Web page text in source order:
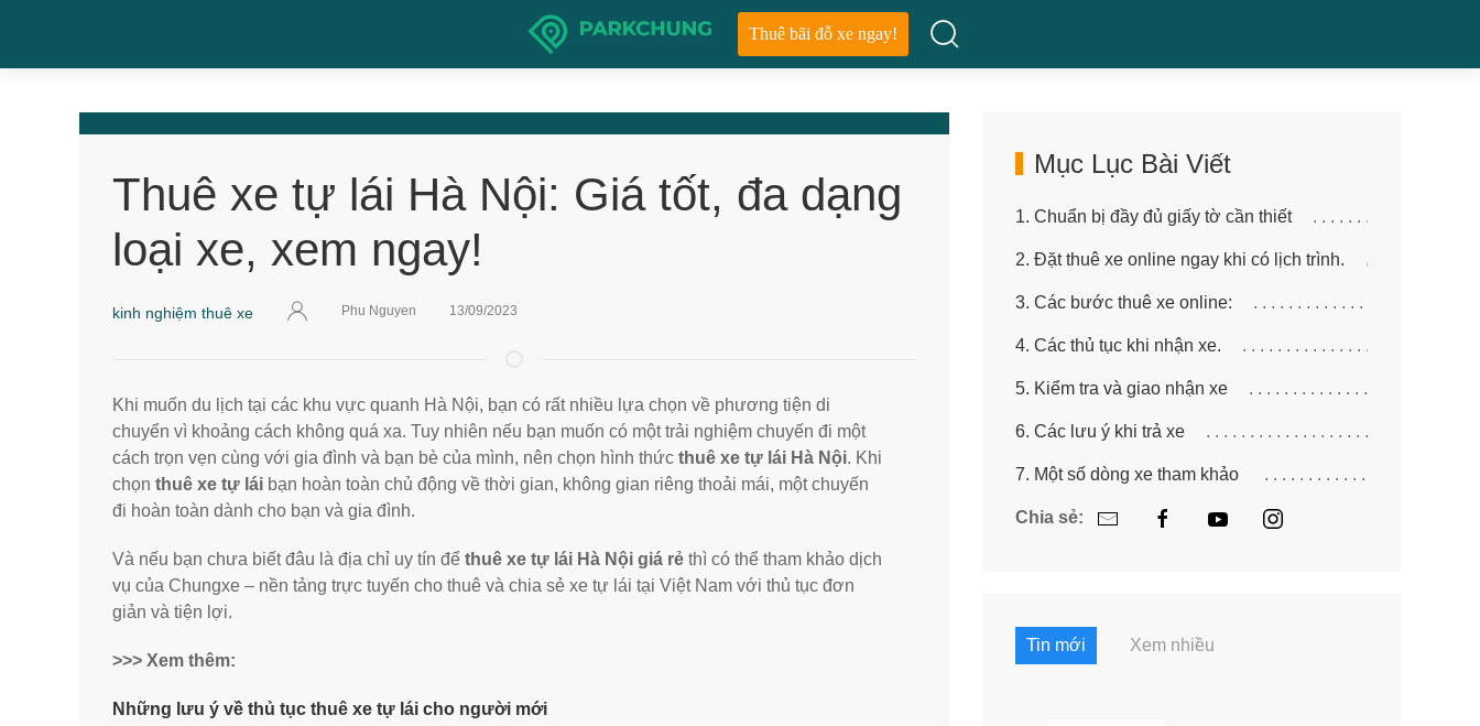
Thuê bãi đỗ xe ngay!
Thuê xe tự lái Hà Nội: Giá tốt, đa dạng
loại xe, xem ngay!
kinh nghiệm thuê xe Phu Nguyen 13/09/2023
Khi muốn du lịch tại các khu vực quanh Hà Nội, bạn có rất nhiều lựa chọn về phương tiện di
chuyển vì khoảng cách không quá xa. Tuy nhiên nếu bạn muốn có một trải nghiệm chuyến đi một
cách trọn vẹn cùng với gia đình và bạn bè của mình, nên chọn hình thức thuê xe tự lái Hà Nội. Khi
chọn thuê xe tự lái bạn hoàn toàn chủ động về thời gian, không gian riêng thoải mái, một chuyến
đi hoàn toàn dành cho bạn và gia đình.
Và nếu bạn chưa biết đâu là địa chỉ uy tín để thuê xe tự lái Hà Nội giá rẻ thì có thể tham khảo dịch
vụ của Chungxe – nền tảng trực tuyến cho thuê và chia sẻ xe tự lái tại Việt Nam với thủ tục đơn
giản và tiện lợi.
>>> Xem thêm:
Những lưu ý về thủ tục thuê xe tự lái cho người mới
Mục Lục Bài Viết
1. Chuẩn bị đầy đủ giấy tờ cần thiết
2. Đặt thuê xe online ngay khi có lịch trình.
3. Các bước thuê xe online:
4. Các thủ tục khi nhận xe.
5. Kiểm tra và giao nhận xe
6. Các lưu ý khi trả xe
7. Một số dòng xe tham khảo
Chia sẻ:
Tin mới Xem nhiều